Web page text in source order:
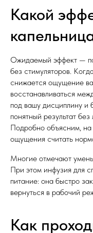
Какой
Ожидаемый эффект —
без стимуляторов.
снижается ощущение
восстанавливаться
под вашу дисциплину и
понятный результат
Подробно объясним, на
ощущения считать
Многие отмечают
При этом инфузия для
питание: она быстро
вернуться в рабочий
Как